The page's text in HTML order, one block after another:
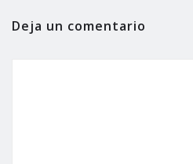
Deja un comentario